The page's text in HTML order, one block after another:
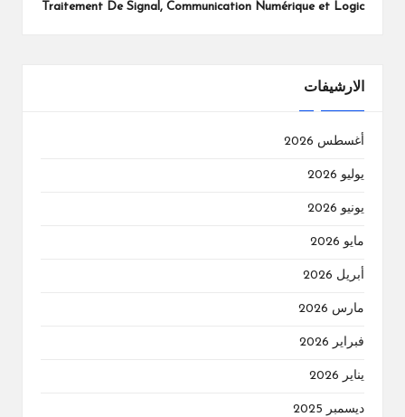
Traitement De Signal, Communication Numérique et Logic
الارشيفات
أغسطس 2026
يوليو 2026
يونيو 2026
مايو 2026
أبريل 2026
مارس 2026
فبراير 2026
يناير 2026
ديسمبر 2025